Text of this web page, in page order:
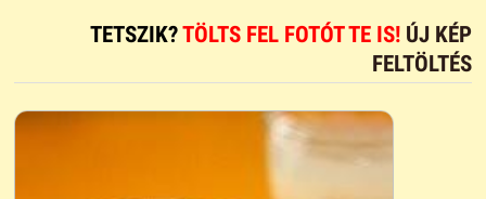
TETSZIK?TÖLTS FEL FOTÓT TE IS! ÚJ KÉP
FELTÖLTÉS